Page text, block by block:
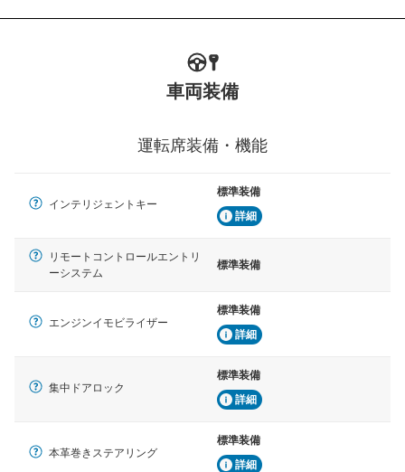
車両装備
運転席装備・機能
インテリジェントキー
標準装備
詳細
リモートコントロールエントリ
ーシステム
標準装備
エンジンイモビライザー
標準装備
詳細
集中ドアロック
標準装備
詳細
本革巻きステアリング
標準装備
詳細